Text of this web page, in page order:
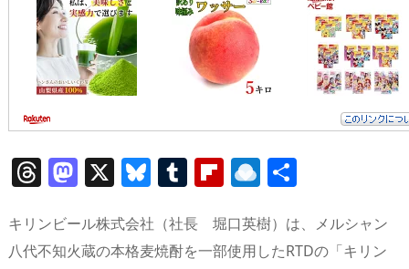
T
re
a
M
st
o
X Bl
e
sk
T
m
bl
Fl
b
o
R
n
d
キリンビール株式会社（社長 堀口英樹）は、メルシャン
八代不知火蔵の本格麦焼酎を一部使用したRTDの「キリン